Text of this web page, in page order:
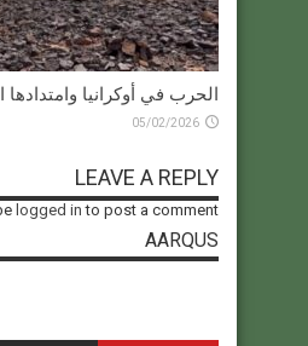
الحرب في أوكرانيا وامتدادها
05/02/2026
LEAVE A REPLY
logged in to post a comment.
AARQUS